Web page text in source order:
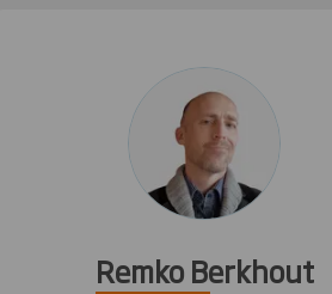
Remko Berkhout